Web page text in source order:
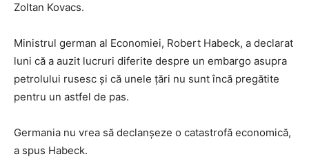
Zoltan Kovacs.
Ministrul german al Economiei, Robert Habeck, a declarat
luni că a auzit lucruri diferite despre un embargo asupra
petrolului rusesc și că unele țări nu sunt încă pregătite
pentru un astfel de pas.
Germania nu vrea să declanșeze o catastrofă economică,
a spus Habeck.